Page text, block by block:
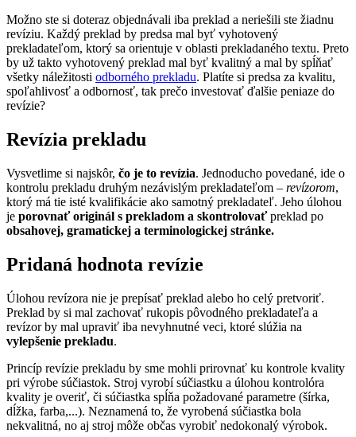
Možno ste si doteraz objednávali iba preklad a neriešili ste žiadnu
revíziu. Každý preklad by predsa mal byť vyhotovený
prekladateľom, ktorý sa orientuje v oblasti prekladaného textu. Preto
by už takto vyhotovený preklad mal byť kvalitný a mal by spĺňať
všetky náležitosti odborného prekladu. Platíte si predsa za kvalitu,
spoľahlivosť a odbornosť, tak prečo investovať ďalšie peniaze do
revízie?
Revízia prekladu
Vysvetlime si najskôr, čo je to revízia. Jednoducho povedané, ide o
kontrolu prekladu druhým nezávislým prekladateľom – revízorom,
ktorý má tie isté kvalifikácie ako samotný prekladateľ. Jeho úlohou
je porovnať originál s prekladom a skontrolovaťpreklad po
obsahovej, gramatickej a terminologickej stránke.
Pridaná hodnota revízie
Úlohou revízora nie je prepísať preklad alebo ho celý pretvoriť.
Preklad by si mal zachovať rukopis pôvodného prekladateľa a
revízor by mal upraviť iba nevyhnutné veci, ktoré slúžia na
vylepšenie prekladu.
Princíp revízie prekladu by sme mohli prirovnať ku kontrole kvality
pri výrobe súčiastok. Stroj vyrobí súčiastku a úlohou kontrolóra
kvality je overiť, či súčiastka spĺňa požadované parametre (šírka,
dĺžka, farba,...). Neznamená to, že vyrobená súčiastka bola
nekvalitná, no aj stroj môže občas vyrobiť nedokonalý výrobok.